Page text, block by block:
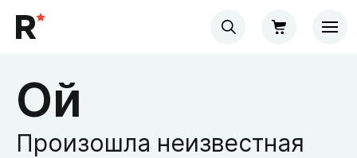
Ой
Произошла неизвестная